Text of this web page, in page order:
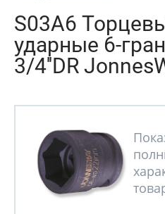
S03A6
ударные 6-
3/4''DR